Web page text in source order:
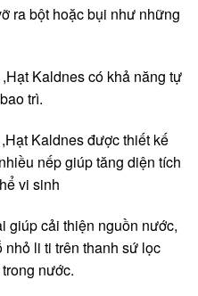
ra bột hoặc bụi như những
Kaldnes có khả năng tự
trì.
Kaldnes được thiết kế
nếp giúp tăng diện tích
vi sinh
giúp cải thiện nguồn nước,
li ti trên thanh sứ lọc
nước.